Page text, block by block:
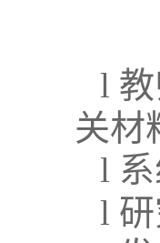
l
关材
l
l